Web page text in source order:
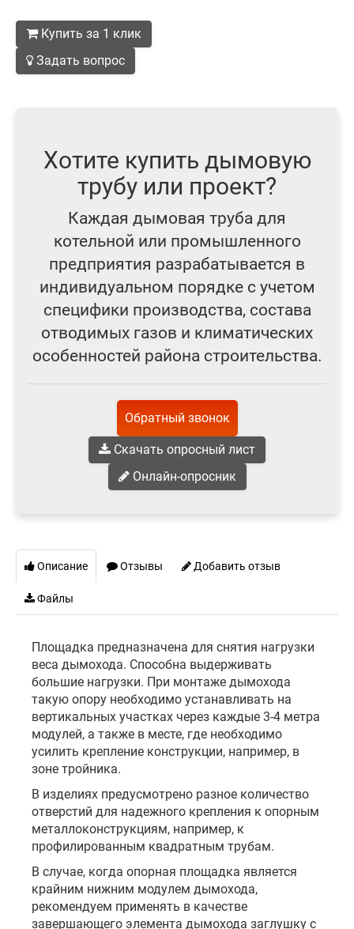
Купить за 1 клик
Задать вопрос
Хотите купить дымовую
трубу или проект?
Каждая дымовая труба для
котельной или промышленного
предприятия разрабатывается в
индивидуальном порядке с учетом
специфики производства, состава
отводимых газов и климатических
особенностей района строительства.
Обратный звонок
Скачать опросный лист
Онлайн-опросник
Описание Отзывы Добавить отзыв
Файлы
Площадка предназначена для снятия нагрузки
веса дымохода. Способна выдерживать
большие нагрузки. При монтаже дымохода
такую опору необходимо устанавливать на
вертикальных участках через каждые 3-4 метра
модулей, а также в месте, где необходимо
усилить крепление конструкции, например, в
зоне тройника.
В изделиях предусмотрено разное количество
отверстий для надежного крепления к опорным
металлоконструкциям, например, к
профилированным квадратным трубам.
В случае, когда опорная площадка является
крайним нижним модулем дымохода,
рекомендуем применять в качестве
завершающего элемента дымохода заглушку с